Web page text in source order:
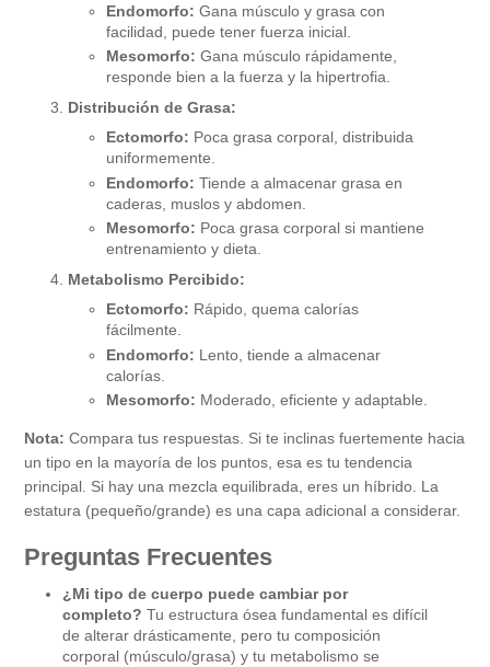
Endomorfo: Gana músculo y grasa con
facilidad, puede tener fuerza inicial.
Mesomorfo: Gana músculo rápidamente,
responde bien a la fuerza y la hipertrofia.
Distribución de Grasa:
Ectomorfo: Poca grasa corporal, distribuida
uniformemente.
Endomorfo: Tiende a almacenar grasa en
caderas, muslos y abdomen.
Mesomorfo: Poca grasa corporal si mantiene
entrenamiento y dieta.
Metabolismo Percibido:
Ectomorfo: Rápido, quema calorías
fácilmente.
Endomorfo: Lento, tiende a almacenar
calorías.
Mesomorfo: Moderado, eficiente y adaptable.
Nota: Compara tus respuestas. Si te inclinas fuertemente hacia
un tipo en la mayoría de los puntos, esa es tu tendencia
principal. Si hay una mezcla equilibrada, eres un híbrido. La
estatura (pequeño/grande) es una capa adicional a considerar.
Preguntas Frecuentes
¿Mi tipo de cuerpo puede cambiar por
completo? Tu estructura ósea fundamental es difícil
de alterar drásticamente, pero tu composición
corporal (músculo/grasa) y tu metabolismo se